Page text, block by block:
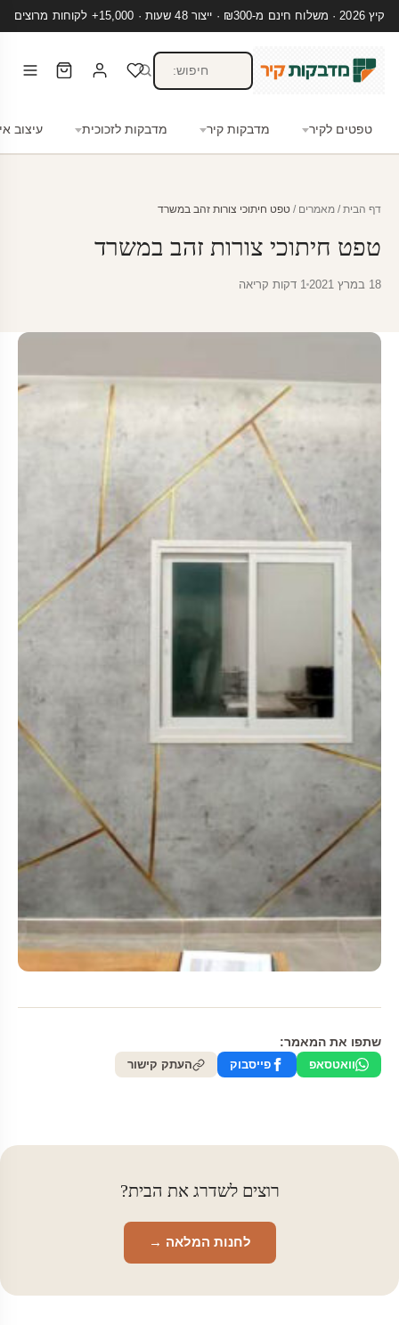
קיץ 2026 · משלוח חינם מ-₪300 · ייצור 48 שעות · 15,000+ לקוחות מרוצים
טפטים לקיר מדבקות קיר מדבקות לזכוכית עיצוב
דף הבית / מאמרים / טפט חיתוכי צורות זהב במשרד
טפט חיתוכי צורות זהב במשרד
18 במרץ 2021 1 דקות קריאה
שתפו את המאמר:
וואטסאפ פייסבוק העתק קישור
רוצים לשדרג את הבית?
לחנות המלאה →